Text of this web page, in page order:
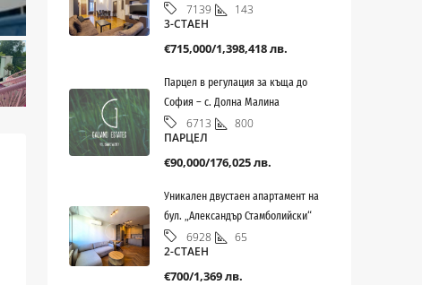
7139
143
3-СТАЕН
€715,000/1,398,418 лв.
Парцел в регулация за къща до
София – с. Долна Малина
6713
800
ПАРЦЕЛ
€90,000/176,025 лв.
Уникален двустаен апартамент на
бул. „Александър Стамболийски“
6928
65
2-СТАЕН
€700/1,369 лв.